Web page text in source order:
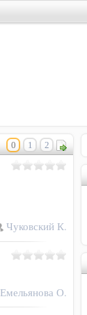
0 1 2
Чуковский К.
Емельянова О.